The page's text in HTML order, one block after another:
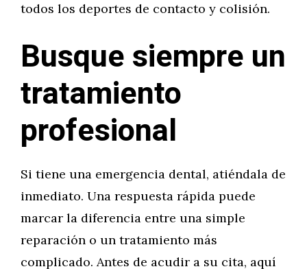
todos los deportes de contacto y colisión.
Busque siempre un
tratamiento
profesional
Si tiene una emergencia dental, atiéndala de
inmediato. Una respuesta rápida puede
marcar la diferencia entre una simple
reparación o un tratamiento más
complicado. Antes de acudir a su cita, aquí